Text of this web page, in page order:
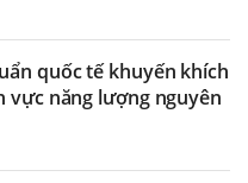
quốc tế khuyến khích
vực năng lượng nguyên